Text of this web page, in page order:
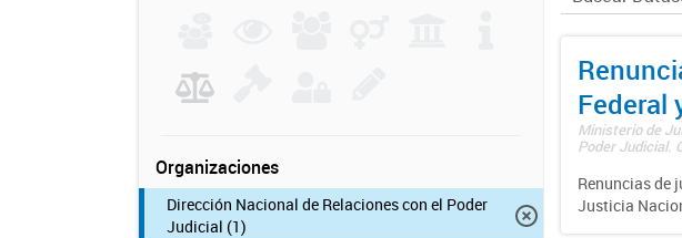
Organizaciones
Dirección Nacional de Relaciones con el Poder
Judicial (1)
Federal
Ministerio de
Poder Judicial.
Renuncias de
Justicia